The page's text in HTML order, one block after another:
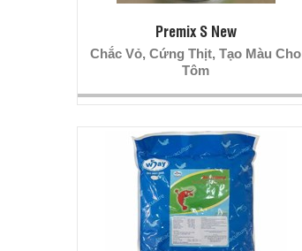
Premix S New
Chắc Vỏ, Cứng Thịt, Tạo Màu Cho
Tôm